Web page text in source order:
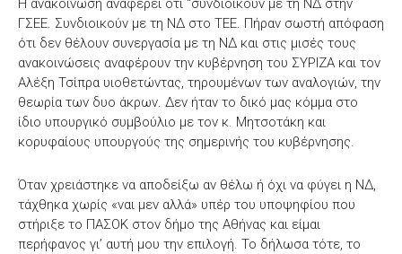
Η ανακοίνωση αναφέρει ότι “συνδιοικούν με τη ΝΔ στην
ΓΣΕΕ. Συνδιοικούν με τη ΝΔ στο ΤΕΕ. Πήραν σωστή απόφαση
ότι δεν θέλουν συνεργασία με τη ΝΔ και στις μισές τους
ανακοινώσεις αναφέρουν την κυβέρνηση του ΣΥΡΙΖΑ και τον
Αλέξη Τσίπρα υιοθετώντας, τηρουμένων των αναλογιών, την
θεωρία των δυο άκρων. Δεν ήταν το δικό μας κόμμα στο
ίδιο υπουργικό συμβούλιο με τον κ. Μητσοτάκη και
κορυφαίους υπουργούς της σημερινής του κυβέρνησης.
Όταν χρειάστηκε να αποδείξω αν θέλω ή όχι να φύγει η ΝΔ,
τάχθηκα χωρίς «ναι μεν αλλά» υπέρ του υποψηφίου που
στήριξε το ΠΑΣΟΚ στον δήμο της Αθήνας και είμαι
περήφανος γι’ αυτή μου την επιλογή. Το δήλωσα τότε, το